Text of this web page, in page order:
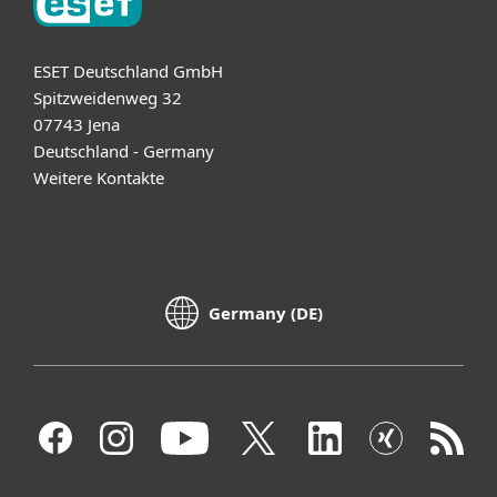
ESET Deutschland GmbH
Spitzweidenweg 32
07743 Jena
Deutschland - Germany
Weitere Kontakte
Germany (DE)